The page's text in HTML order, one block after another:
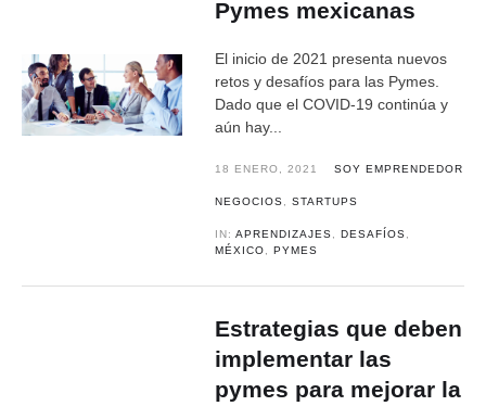
Pymes mexicanas
El inicio de 2021 presenta nuevos
retos y desafíos para las Pymes.
Dado que el COVID-19 continúa y
aún hay...
18 ENERO, 2021 SOY EMPRENDEDOR
NEGOCIOS ,STARTUPS
IN:APRENDIZAJES ,DESAFÍOS
MÉXICO
,PYMES
Estrategias que deben
implementar las
pymes para mejorar la